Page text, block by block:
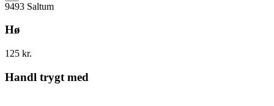
9493 Saltum
Hø
125 kr.
Handl trygt med